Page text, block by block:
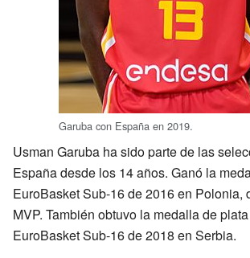
Garuba con España en 2019.
Usman Garuba ha sido parte de las
España desde los 14 años. Ganó la
EuroBasket Sub-16 de 2016 en Polonia,
MVP. También obtuvo la medalla de
EuroBasket Sub-16 de 2018 en Serbia.